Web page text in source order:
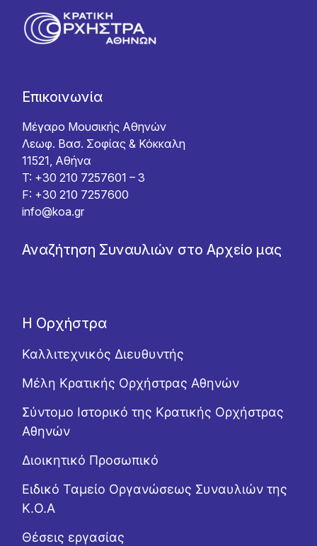
Επικοινωνία
Μέγαρο Μουσικής Αθηνών
Λεωφ. Βασ. Σοφίας & Κόκκαλη
11521, Αθήνα
T: +30 210 7257601 – 3
F: +30 210 7257600
info@koa.gr
Αναζήτηση Συναυλιών στο Αρχείο μας
Η Ορχήστρα
Καλλιτεχνικός Διευθυντής
Μέλη Κρατικής Ορχήστρας Αθηνών
Σύντομο Ιστορικό της Κρατικής Ορχήστρας
Αθηνών
Διοικητικό Προσωπικό
Ειδικό Ταμείο Οργανώσεως Συναυλιών της
Κ.Ο.Α
Θέσεις εργασίας